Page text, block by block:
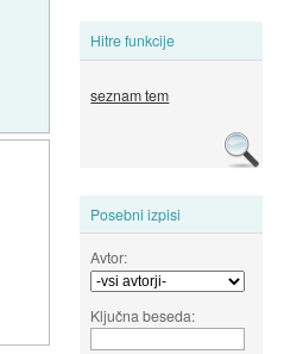
Hitre funkcije
seznam tem
Posebni izpisi
Avtor:
Ključna beseda: